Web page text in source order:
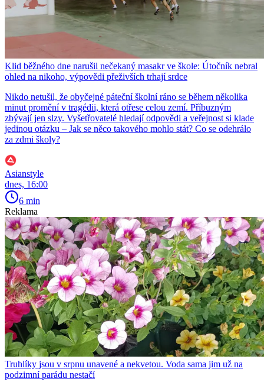
Klid běžného dne narušil nečekaný masakr ve škole: Útočník nebral
ohled na nikoho, výpovědi přeživších trhají srdce
Nikdo netušil, že obyčejné páteční školní ráno se během několika
minut promění v tragédii, která otřese celou zemí. Příbuzným
zbývají jen slzy. Vyšetřovatelé hledají odpovědi a veřejnost si klade
jedinou otázku – Jak se něco takového mohlo stát? Co se odehrálo
za zdmi školy?
Asianstyle
dnes, 16:00
6 min
Reklama
Truhlíky jsou v srpnu unavené a nekvetou. Voda sama jim už na
podzimní parádu nestačí